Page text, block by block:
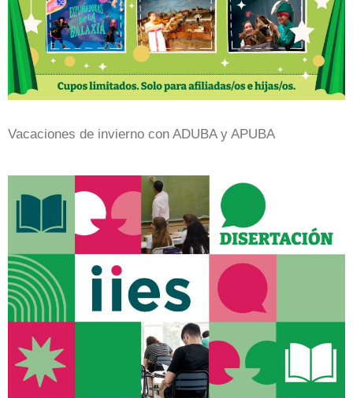
Vacaciones de invierno con ADUBA y APUBA